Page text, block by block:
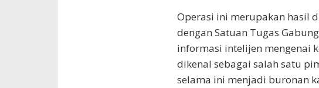
Operasi ini merupakan hasil
dengan Satuan Tugas
informasi intelijen mengenai
dikenal sebagai salah satu
selama ini menjadi buronan